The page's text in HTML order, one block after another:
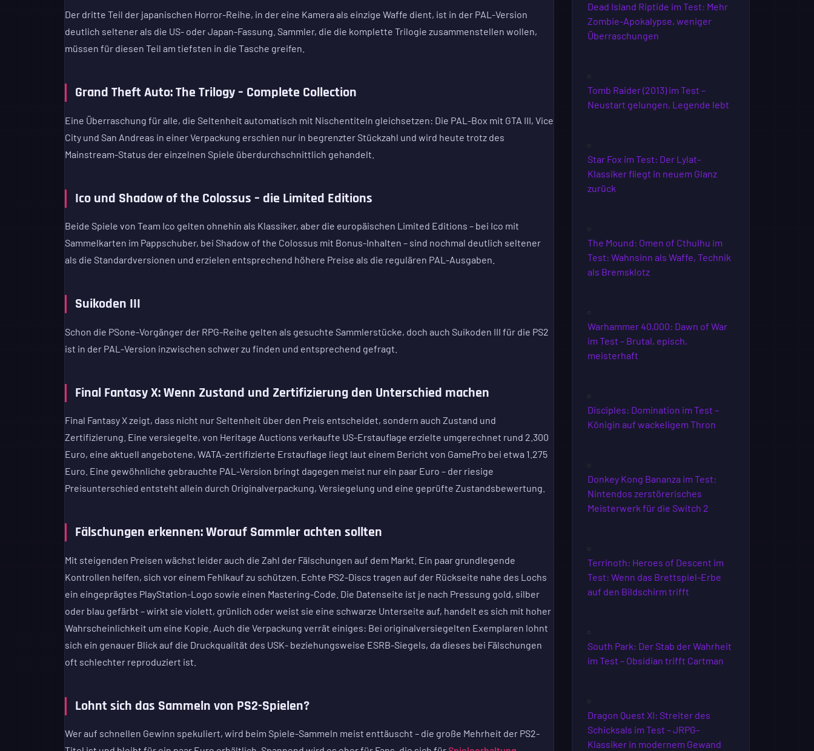
Der dritte Teil der japanischen Horror-Reihe, in der eine Kamera als einzige Waffe dient, ist in der PAL-Version
deutlich seltener als die US- oder Japan-Fassung. Sammler, die die komplette Trilogie zusammenstellen wollen,
müssen für diesen Teil am tiefsten in die Tasche greifen.
Grand Theft Auto: The Trilogy – Complete Collection
Eine Überraschung für alle, die Seltenheit automatisch mit Nischentiteln gleichsetzen: Die PAL-Box mit GTA III, Vice
City und San Andreas in einer Verpackung erschien nur in begrenzter Stückzahl und wird heute trotz des
Mainstream-Status der einzelnen Spiele überdurchschnittlich gehandelt.
Ico und Shadow of the Colossus – die Limited Editions
Beide Spiele von Team Ico gelten ohnehin als Klassiker, aber die europäischen Limited Editions – bei Ico mit
Sammelkarten im Pappschuber, bei Shadow of the Colossus mit Bonus-Inhalten – sind nochmal deutlich seltener
als die Standardversionen und erzielen entsprechend höhere Preise als die regulären PAL-Ausgaben.
Suikoden III
Schon die PSone-Vorgänger der RPG-Reihe gelten als gesuchte Sammlerstücke, doch auch Suikoden III für die PS2
ist in der PAL-Version inzwischen schwer zu finden und entsprechend gefragt.
Final Fantasy X: Wenn Zustand und Zertifizierung den Unterschied machen
Final Fantasy X zeigt, dass nicht nur Seltenheit über den Preis entscheidet, sondern auch Zustand und
Zertifizierung. Eine versiegelte, von Heritage Auctions verkaufte US-Erstauflage erzielte umgerechnet rund 2.300
Euro, eine aktuell angebotene, WATA-zertifizierte Erstauflage liegt laut einem Bericht von GamePro bei etwa 1.275
Euro. Eine gewöhnliche gebrauchte PAL-Version bringt dagegen meist nur ein paar Euro – der riesige
Preisunterschied entsteht allein durch Originalverpackung, Versiegelung und eine geprüfte Zustandsbewertung.
Fälschungen erkennen: Worauf Sammler achten sollten
Mit steigenden Preisen wächst leider auch die Zahl der Fälschungen auf dem Markt. Ein paar grundlegende
Kontrollen helfen, sich vor einem Fehlkauf zu schützen. Echte PS2-Discs tragen auf der Rückseite nahe des Lochs
ein eingeprägtes PlayStation-Logo sowie einen Mastering-Code. Die Datenseite ist je nach Pressung gold, silber
oder blau gefärbt – wirkt sie violett, grünlich oder weist sie eine schwarze Unterseite auf, handelt es sich mit hoher
Wahrscheinlichkeit um eine Kopie. Auch die Verpackung verrät einiges: Bei originalversiegelten Exemplaren lohnt
sich ein genauer Blick auf die Druckqualität des USK- beziehungsweise ESRB-Siegels, da dieses bei Fälschungen
oft schlechter reproduziert ist.
Lohnt sich das Sammeln von PS2-Spielen?
Wer auf schnellen Gewinn spekuliert, wird beim Spiele-Sammeln meist enttäuscht – die große Mehrheit der PS2-
Dead Island Riptide im Test: Mehr
Zombie-Apokalypse, weniger
Überraschungen
Tomb Raider (2013) im Test –
Neustart gelungen, Legende lebt
Star Fox im Test: Der Lylat-
Klassiker fliegt in neuem Glanz
zurück
The Mound: Omen of Cthulhu im
Test: Wahnsinn als Waffe, Technik
als Bremsklotz
Warhammer 40,000: Dawn of War
im Test – Brutal, episch,
meisterhaft
Disciples: Domination im Test –
Königin auf wackeligem Thron
Donkey Kong Bananza im Test:
Nintendos zerstörerisches
Meisterwerk für die Switch 2
Terrinoth: Heroes of Descent im
Test: Wenn das Brettspiel-Erbe
auf den Bildschirm trifft
South Park: Der Stab der Wahrheit
im Test – Obsidian trifft Cartman
Dragon Quest XI: Streiter des
Schicksals im Test – JRPG-
Klassiker in modernem Gewand